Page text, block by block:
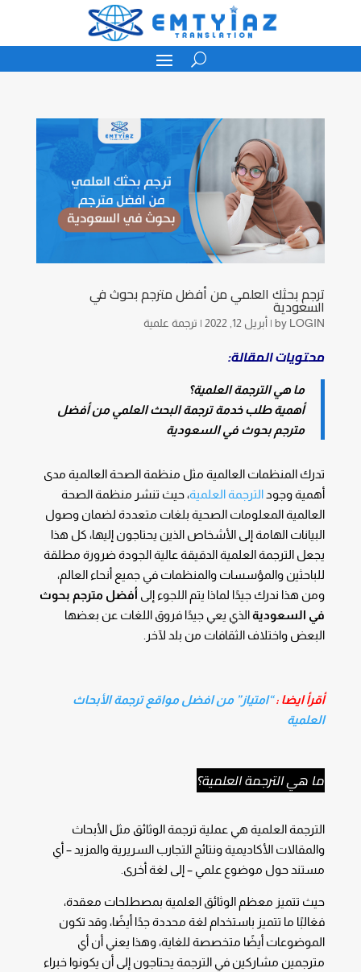
ترجم بحثك العلمي من أفضل مترجم بحوث في
السعودية
by LOGIN
| أبريل 12, 2022 | ترجمة علمية
محتويات المقالة:
ما هي الترجمة العلمية؟
أهمية طلب خدمة ترجمة البحث العلمي من أفضل
مترجم بحوث في السعودية
تدرك المنظمات العالمية مثل منظمة الصحة العالمية مدى
أهمية وجود الترجمة العلمية، حيث تنشر منظمة الصحة
العالمية المعلومات الصحية بلغات متعددة لضمان وصول
البيانات الهامة إلى الأشخاص الذين يحتاجون إليها، كل هذا
يجعل الترجمة العلمية الدقيقة عالية الجودة ضرورة مطلقة
للباحثين والمؤسسات والمنظمات في جميع أنحاء العالم،
ومن هذا ندرك جيدًا لماذا يتم اللجوء إلى أفضل مترجم بحوث
في السعوديةالذي يعي جيدًا فروق اللغات عن بعضها
البعض واختلاف الثقافات من بلد لآخر.
أقرأ ايضا :“امتياز” من افضل مواقع ترجمة الأبحاث
العلمية
ما هي الترجمة العلمية؟
الترجمة العلمية هي عملية ترجمة الوثائق مثل الأبحاث
والمقالات الأكاديمية ونتائج التجارب السريرية والمزيد – أي
مستند حول موضوع علمي – إلى لغة أخرى.
حيث تتميز معظم الوثائق العلمية بمصطلحات معقدة،
فغالبًا ما تتميز باستخدام لغة محددة جدًا أيضًا، وقد تكون
الموضوعات أيضًا متخصصة للغاية، وهذا يعني أن أي
مترجمين مشاركين في الترجمة يحتاجون إلى أن يكونوا خبراء